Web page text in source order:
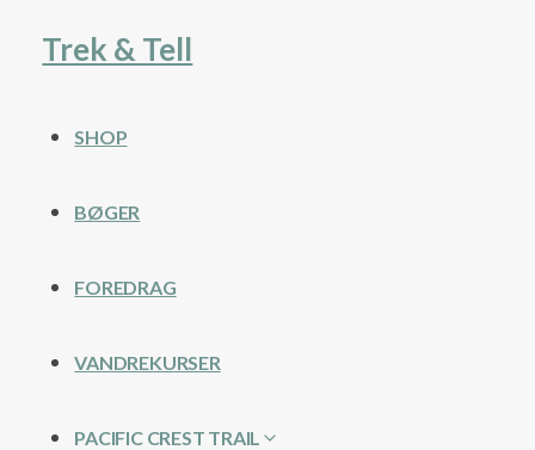
Trek & Tell
SHOP
BØGER
FOREDRAG
VANDREKURSER
PACIFIC CREST TRAIL